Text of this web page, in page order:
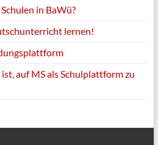
in BaWü?
lernen!
auf MS als Schulplattform zu